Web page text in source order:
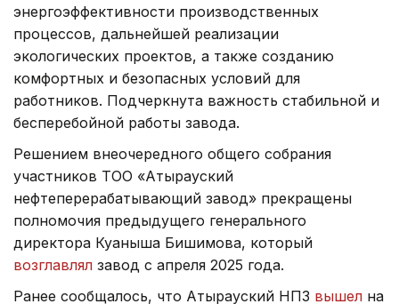
энергоэффективности производственных
процессов, дальнейшей реализации
экологических проектов, а также созданию
комфортных и безопасных условий для
работников. Подчеркнута важность стабильной и
бесперебойной работы завода.
Решением внеочередного общего собрания
участников ТОО «Атырауский
нефтеперерабатывающий завод» прекращены
полномочия предыдущего генерального
директора Куаныша Бишимова, который
возглавлял завод с апреля 2025 года.
Ранее сообщалось, что Атырауский НПЗ вышел на